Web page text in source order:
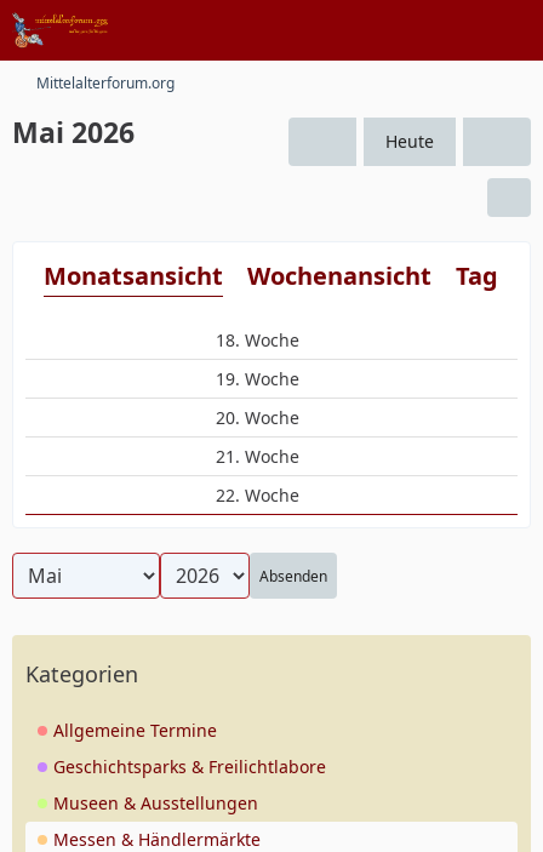
Mittelalterforum.org
Mai 2026 Heute
Monatsansicht Wochenansicht
18. Woche
19. Woche
20. Woche
21. Woche
22. Woche
Absenden
Kategorien
Allgemeine Termine
Geschichtsparks & Freilichtlabore
Museen & Ausstellungen
Messen & Händlermärkte